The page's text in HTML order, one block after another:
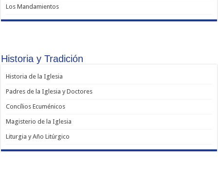
Los Mandamientos
Historia y Tradición
Historia de la Iglesia
Padres de la Iglesia y Doctores
Concílios Ecuménicos
Magisterio de la Iglesia
Liturgia y Año Litúrgico